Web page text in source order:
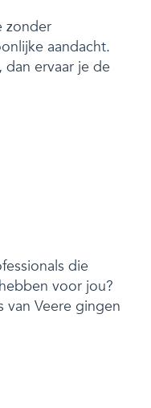
zonder
aandacht.
ervaar je de
die
voor jou?
van Veere gingen